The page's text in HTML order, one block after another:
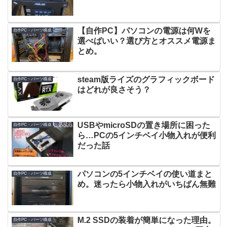
自作PC・パーツ構成
【自作PC】パソコンの電源は何Wを
選べばいい？選び方とオススメ電源ま
とめ。
自作PC・パーツ構成
steam版ライズのグラフィックボード
はどれが良さそう？
自作PC・パーツ構成
USBやmicroSDの置き場所に困った
ら…PCの5インチベイ小物入れが便利
だった話
自作PC・パーツ構成
パソコンの5インチベイの使い道まと
め。迷ったら小物入れがいちばん無難
自作PC・パーツ構成
M.2 SSDの装着が簡単になった理由。